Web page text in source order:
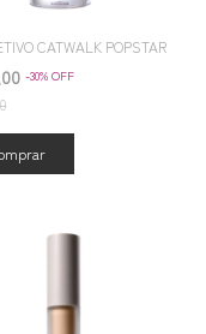
CATWALK POPSTAR
-30% OFF